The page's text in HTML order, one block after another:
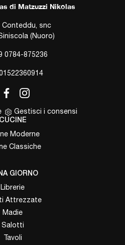
di Matzuzzi Nikolas
Conteddu, snc
(Nuoro)
0784-875236
01522360914
Gestisci i consensi
CUCINE
Moderne
Classiche
GIORNO
Librerie
Attrezzate
Madie
Salotti
Tavoli